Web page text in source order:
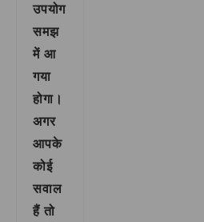
उपयोग
समझ
में आ
गया
होगा।
अगर
आपके
कोई
सवाल
हैं तो